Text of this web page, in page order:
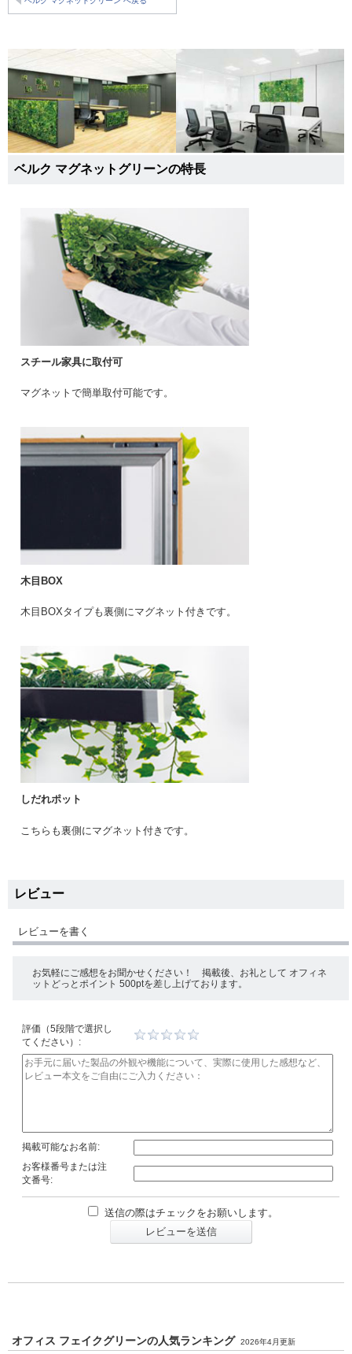
ベルク マグネットグリーンの特長
スチール家具に取付可
マグネットで簡単取付可能です。
木目BOX
木目BOXタイプも裏側にマグネット付きです。
しだれポット
こちらも裏側にマグネット付きです。
レビュー
レビューを書く
お気軽にご感想をお聞かせください！ 掲載後、お礼として オフィネ
ットどっとポイント 500ptを差し上げております。
評価（5段階で選択し
てください）:
掲載可能なお名前:
お客様番号または注
文番号:
送信の際はチェックをお願いします。
レビューを送信
オフィス フェイクグリーンの人気ランキング 2026年4月更新